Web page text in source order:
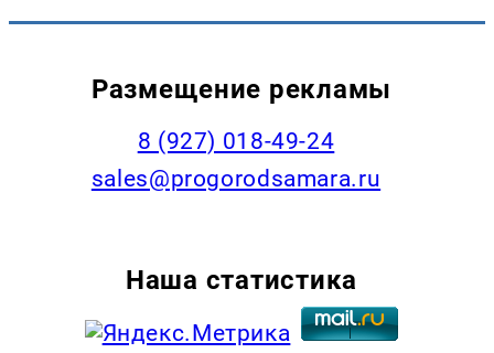
Размещение рекламы
8 (927) 018-49-24
sales@progorodsamara.ru
Наша статистика